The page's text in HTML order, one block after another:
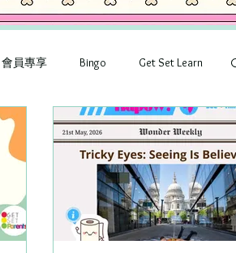
會員專享 Bingo Get Set Learn